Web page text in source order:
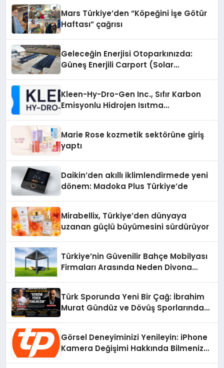
Mars Türkiye’den “Köpeğini İşe Götür
Haftası” çağrısı
Geleceğin Enerjisi Otoparkınızda:
Güneş Enerjili Carport (Solar
Kleen-Hy-Dro-Gen Inc., Sıfır Karbon
Emisyonlu Hidrojen Isıtma
Marie Rose kozmetik sektörüne giriş
yaptı
Daikin’den akıllı iklimlendirmede yeni
dönem: Madoka Plus Türkiye’de
Mirabellix, Türkiye’den dünyaya
uzanan güçlü büyümesini sürdürüyor
Türkiye’nin Güvenilir Bahçe Mobilyası
Firmaları Arasında Neden Divona
Türk Sporunda Yeni Bir Çağ: İbrahim
Murat Gündüz ve Dövüş Sporlarında
Görsel Deneyiminizi Yenileyin: iPhone
Kamera Değişimi Hakkında Bilmeniz